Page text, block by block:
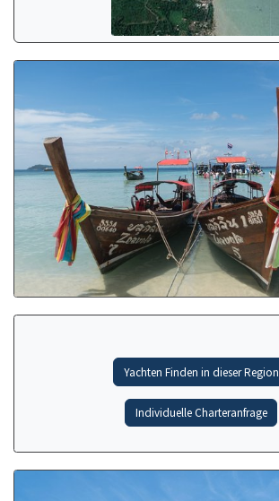
Yachten Finden in dieser Region
Individuelle Charteranfrage